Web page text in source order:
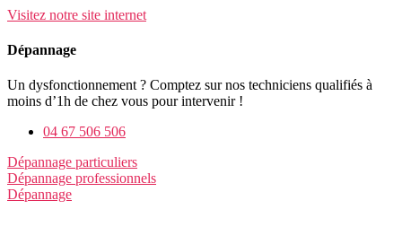
Visitez notre site internet
Dépannage
Un dysfonctionnement ? Comptez sur nos techniciens qualifiés à
moins d’1h de chez vous pour intervenir !
04 67 506 506
Dépannage particuliers
Dépannage professionnels
Dépannage